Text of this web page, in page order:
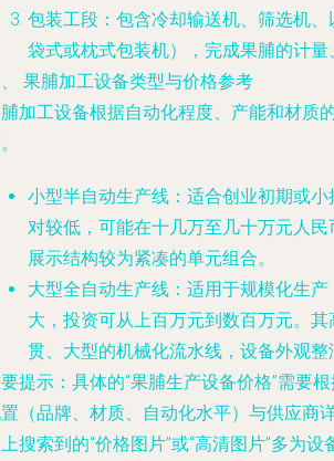
包装工段：包含冷却输送机、筛选机
袋式或枕式包装机），完成果脯的计量
果脯加工设备类型与价格参考
加工设备根据自动化程度、产能和材质
小型半自动生产线 ：适合创业初期或
对较低，可能在十几万至几十万元人
展示结构较为紧凑的单元组合。
大型全自动生产线 ：适用于规模化生
大，投资可从上百万元到数百万元。
贯、大型的机械化流水线，设备外观整
提示 ：具体的“果脯生产设备价格”需要
（品牌、材质、自动化水平）与供应商
搜索到的“价格图片”或“高清图片”多为